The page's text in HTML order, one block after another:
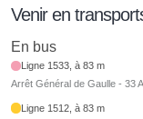
Venir en
En bus
Ligne 1533, à 83 m
Arrêt Général de Gaulle - 33
Ligne 1512, à 83 m